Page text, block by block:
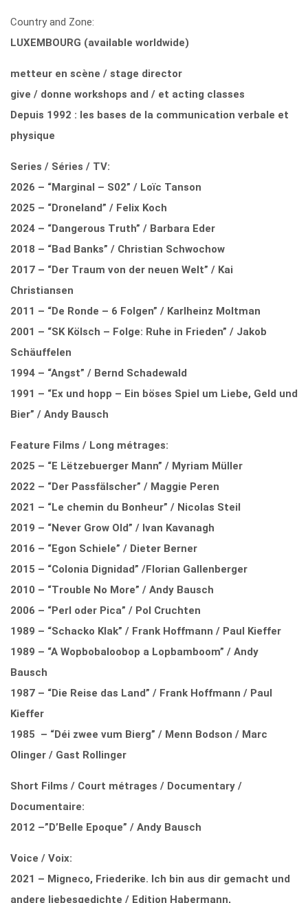
Country and Zone:
LUXEMBOURG (available worldwide)
metteur en scène / stage director
give / donne workshops and / et acting classes
Depuis 1992 : les bases de la communication verbale et
physique
Series / Séries / TV:
2026 – “Marginal – S02” / Loïc Tanson
2025 – “Droneland” / Felix Koch
2024 – “Dangerous Truth” / Barbara Eder
2018 – “Bad Banks” / Christian Schwochow
2017 – “Der Traum von der neuen Welt” / Kai
Christiansen
2011 – “De Ronde – 6 Folgen” / Karlheinz Moltman
2001 – “SK Kölsch – Folge: Ruhe in Frieden” / Jakob
Schäuffelen
1994 – “Angst” / Bernd Schadewald
1991 – “Ex und hopp – Ein böses Spiel um Liebe, Geld und
Bier” / Andy Bausch
Feature Films / Long métrages:
2025 – “E Lëtzebuerger Mann” / Myriam Müller
2022 – “Der Passfälscher” / Maggie Peren
2021 – “Le chemin du Bonheur” / Nicolas Steil
2019 – “Never Grow Old” / Ivan Kavanagh
2016 – “Egon Schiele” / Dieter Berner
2015 – “Colonia Dignidad” /Florian Gallenberger
2010 – “Trouble No More” / Andy Bausch
2006 – “Perl oder Pica” / Pol Cruchten
1989 – “Schacko Klak” / Frank Hoffmann / Paul Kieffer
1989 – “A Wopbobaloobop a Lopbamboom” / Andy
Bausch
1987 – “Die Reise das Land” / Frank Hoffmann / Paul
Kieffer
1985 – “Déi zwee vum Bierg” / Menn Bodson / Marc
Olinger / Gast Rollinger
Short Films / Court métrages / Documentary /
Documentaire:
2012 –”D’Belle Epoque” / Andy Bausch
Voice / Voix:
2021 – Migneco, Friederike. Ich bin aus dir gemacht und
andere liebesgedichte / Edition Habermann,